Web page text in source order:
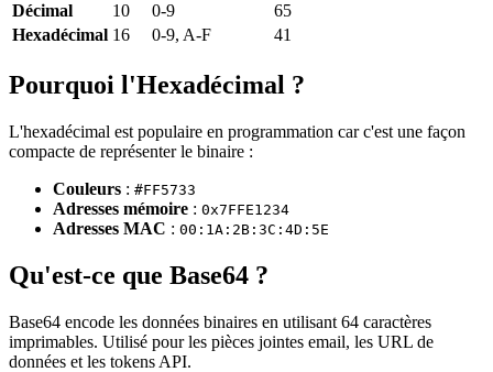
Décimal
10 0-9
65
Hexadécimal 16 0-9, A-F 41
Pourquoi l'Hexadécimal ?
L'hexadécimal est populaire en programmation car c'est une façon
compacte de représenter le binaire :
Couleurs : #FF5733
Adresses mémoire : 0x7FFE1234
Adresses MAC : 00:1A:2B:3C:4D:5E
Qu'est-ce que Base64 ?
Base64 encode les données binaires en utilisant 64 caractères
imprimables. Utilisé pour les pièces jointes email, les URL de
données et les tokens API.